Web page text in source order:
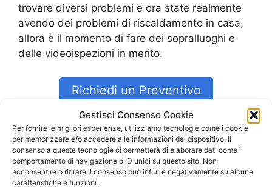
Gestisci Consenso Cookie
Per fornire le migliori esperienze, utilizziamo tecnologie come i cookie
per memorizzare e/o accedere alle informazioni del dispositivo. Il
consenso a queste tecnologie ci permetterà di elaborare dati come il
comportamento di navigazione o ID unici su questo sito. Non
acconsentire o ritirare il consenso può influire negativamente su alcune
caratteristiche e funzioni.
trovare diversi problemi e ora state realmente
avendo dei problemi di riscaldamento in casa,
allora è il momento di fare dei sopralluoghi e
delle videoispezioni in merito.
Richiedi un Preventivo
I nostri servizi
Costo CaldaiaVal Melaina
Costo Caldaia AristonVal Melaina